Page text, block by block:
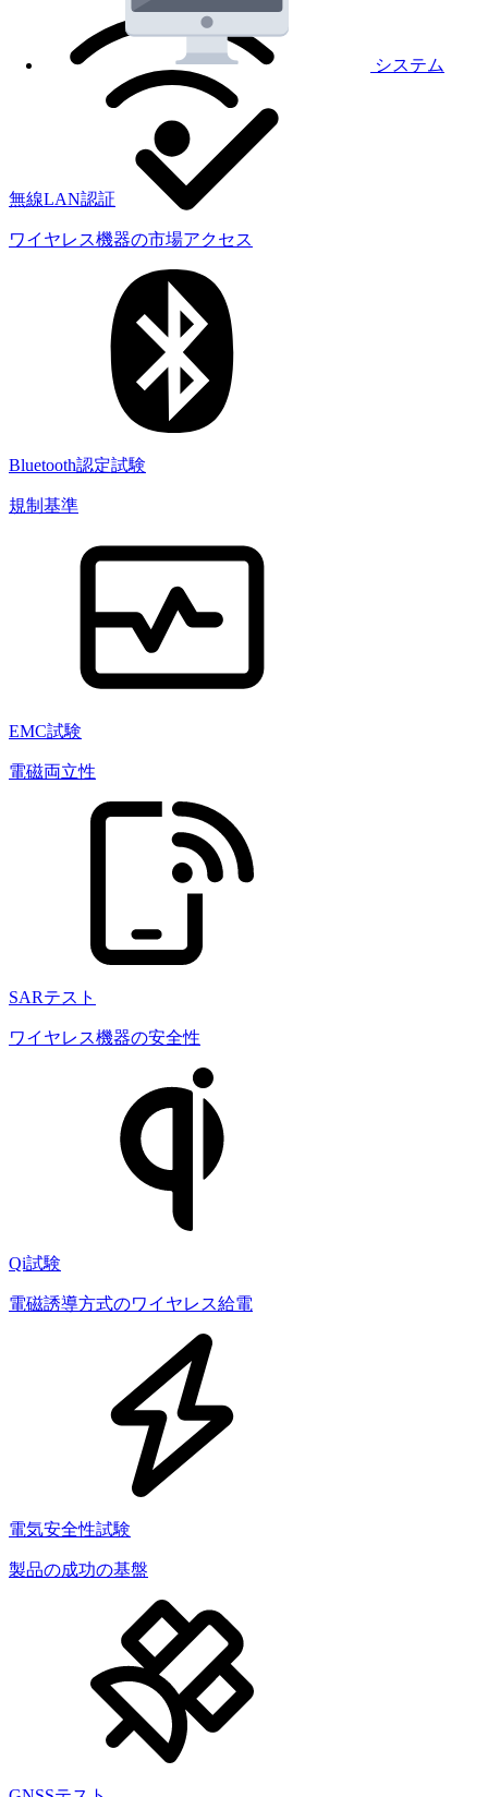
システム
無線LAN認証
ワイヤレス機器の市場アクセス
Bluetooth認定試験
規制基準
EMC試験
電磁両立性
SARテスト
ワイヤレス機器の安全性
Qi試験
電磁誘導方式のワイヤレス給電
電気安全性試験
製品の成功の基盤